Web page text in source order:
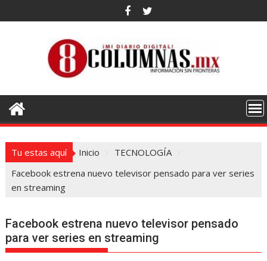
al
Tu estas aquí Inicio
TECNOLOGÍA
Facebook estrena nuevo televisor pensado para ver series
en streaming
Facebook estrena nuevo televisor pensado
para ver series en streaming